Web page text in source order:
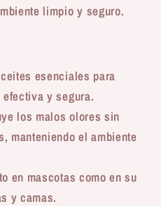
limpio y seguro.
esenciales para
y segura.
los malos olores sin
manteniendo el ambiente
en mascotas como en su
y camas.